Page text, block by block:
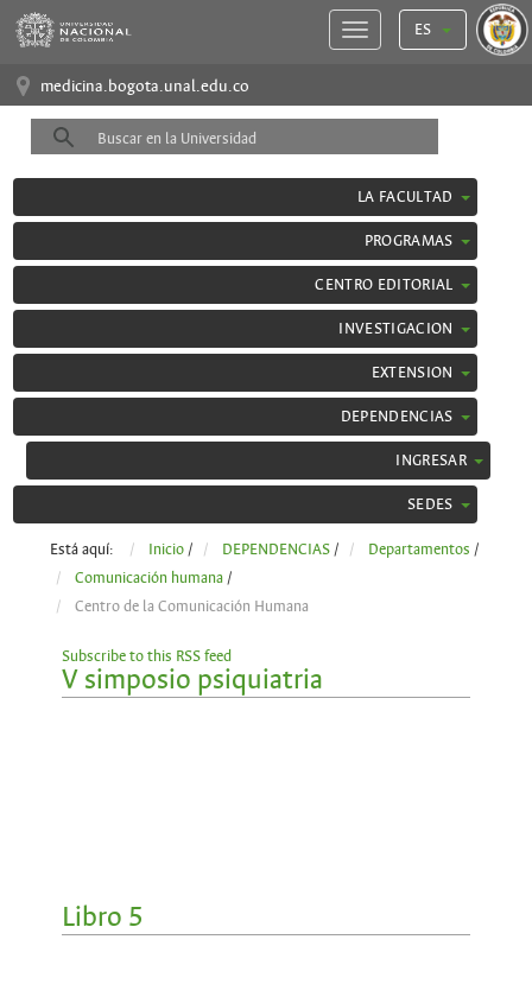
ES
medicina.bogota.unal.edu.co
LA FACULTAD
PROGRAMAS
CENTRO EDITORIAL
INVESTIGACION
EXTENSION
DEPENDENCIAS
INGRESAR
SEDES
Está aquí: Inicio / DEPENDENCIAS / Departamentos /
Comunicación humana /
Centro de la Comunicación Humana
Subscribe to this RSS feed
V simposio psiquiatria
Libro 5